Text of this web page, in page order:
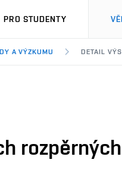
PRO STUDENTY
A VÝZKUMU DETAIL